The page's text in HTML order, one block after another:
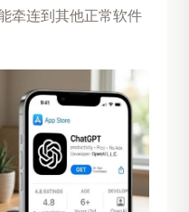
牵连到其他正常软件